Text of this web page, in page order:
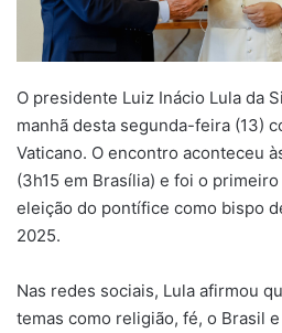
O presidente Luiz Inácio Lula da
manhã desta segunda-feira (13)
Vaticano. O encontro aconteceu
(3h15 em Brasília) e foi o
eleição do pontífice como bispo
2025.
Nas redes sociais, Lula afirmou
temas como religião, fé, o Brasil